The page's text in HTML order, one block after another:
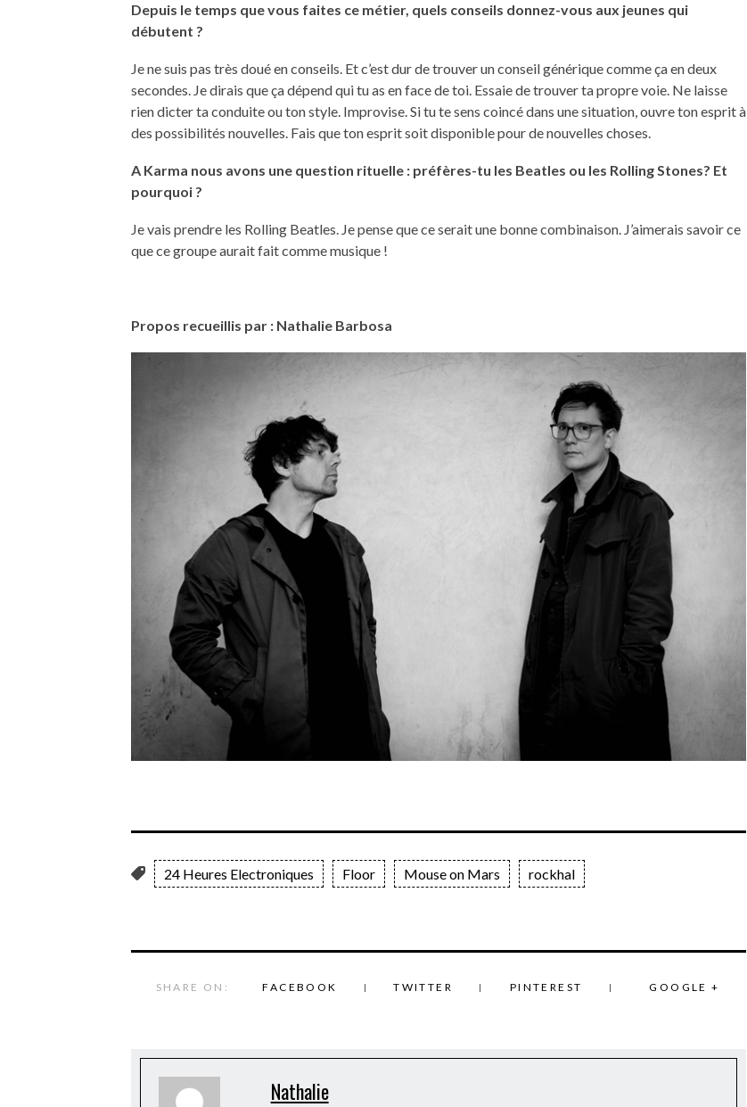
Depuis le temps que vous faites ce métier, quels conseils donnez-vous aux jeunes qui
débutent ?
Je ne suis pas très doué en conseils. Et c’est dur de trouver un conseil générique comme ça en deux
secondes. Je dirais que ça dépend qui tu as en face de toi. Essaie de trouver ta propre voie. Ne laisse
rien dicter ta conduite ou ton style. Improvise. Si tu te sens coincé dans une situation, ouvre ton esprit à
des possibilités nouvelles. Fais que ton esprit soit disponible pour de nouvelles choses.
A Karma nous avons une question rituelle : préfères-tu les Beatles ou les Rolling Stones? Et
pourquoi ?
Je vais prendre les Rolling Beatles. Je pense que ce serait une bonne combinaison. J’aimerais savoir ce
que ce groupe aurait fait comme musique !
Propos recueillis par : Nathalie Barbosa
24 Heures Electroniques Floor Mouse on Mars rockhal
SHARE ON: FACEBOOK TWITTER PINTEREST GOOGLE +
Nathalie